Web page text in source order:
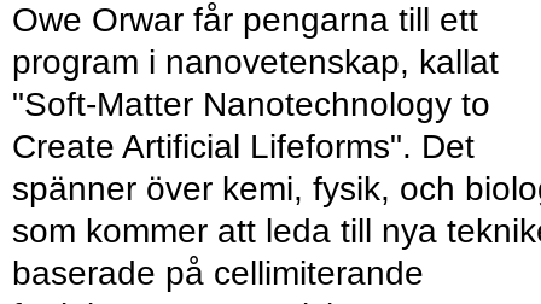
Owe Orwar får pengarna till ett
program i nanovetenskap, kallat
"Soft-Matter Nanotechnology to
Create Artificial Lifeforms". Det
spänner över kemi, fysik, och
som kommer att leda till nya
baserade på cellimiterande